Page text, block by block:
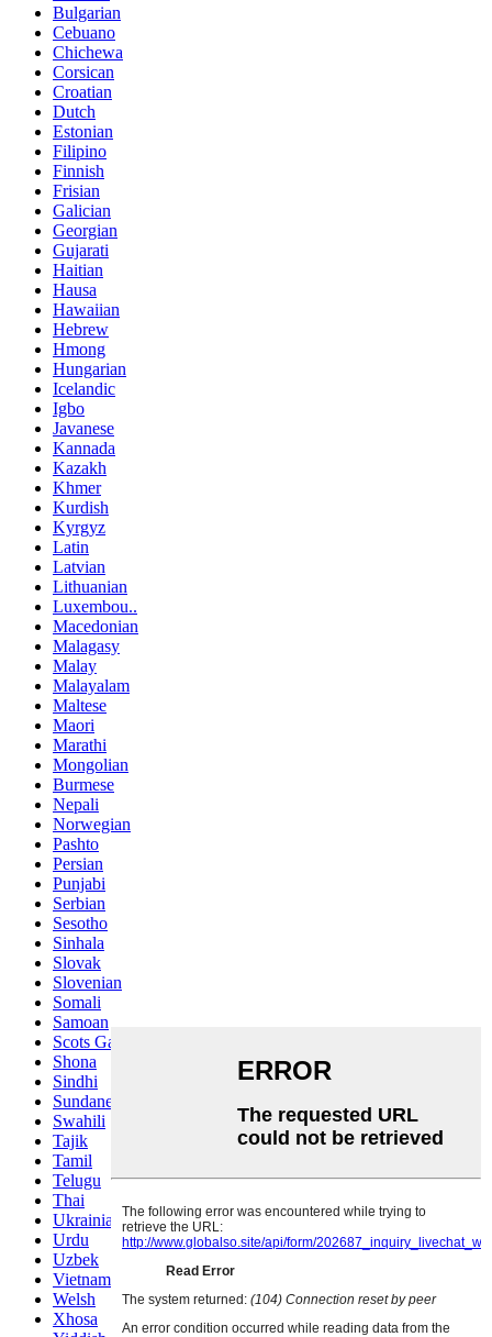
Bulgarian
Cebuano
Chichewa
Corsican
Croatian
Dutch
Estonian
Filipino
Finnish
Frisian
Galician
Georgian
Gujarati
Haitian
Hausa
Hawaiian
Hebrew
Hmong
Hungarian
Icelandic
Igbo
Javanese
Kannada
Kazakh
Khmer
Kurdish
Kyrgyz
Latin
Latvian
Lithuanian
Luxembou..
Macedonian
Malagasy
Malay
Malayalam
Maltese
Maori
Marathi
Mongolian
Burmese
Nepali
Norwegian
Pashto
Persian
Punjabi
Serbian
Sesotho
Sinhala
Slovak
Slovenian
Somali
Samoan
Scots Gaelic
Shona
Sindhi
Sundanese
Swahili
Tajik
Tamil
Telugu
Thai
Ukrainian
Urdu
Uzbek
Vietnamese
Welsh
Xhosa